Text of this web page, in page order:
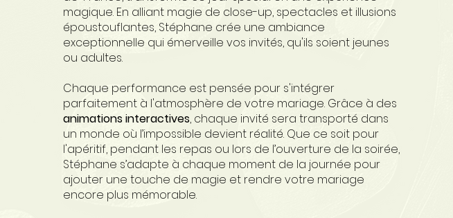
magique. En alliant magie de close-up, spectacles et illusions
époustouflantes, Stéphane crée une ambiance
exceptionnelle qui émerveille vos invités, qu'ils soient jeunes
ou adultes.
Chaque performance est pensée pour s'intégrer
parfaitement à l'atmosphère de votre mariage. Grâce à des
animations interactives, chaque invité sera transporté dans
un monde où l’impossible devient réalité. Que ce soit pour
l'apéritif, pendant les repas ou lors de l’ouverture de la soirée,
Stéphane s’adapte à chaque moment de la journée pour
ajouter une touche de magie et rendre votre mariage
encore plus mémorable.